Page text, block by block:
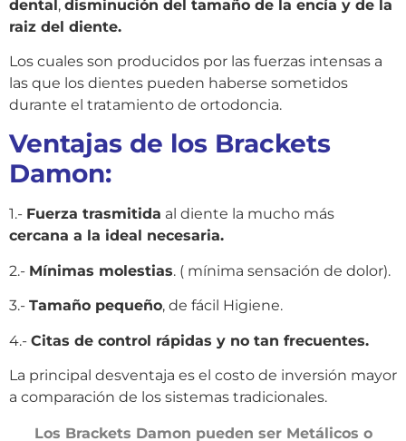
dental , disminución del tamaño de la encía y de la
raiz del diente.
Los cuales son producidos por las fuerzas intensas a
las que los dientes pueden haberse sometidos
durante el tratamiento de ortodoncia.
Ventajas de los Brackets
Damon:
1.- Fuerza trasmitida al diente la mucho más
cercana a la ideal necesaria.
2.- Mínimas molestias. ( mínima sensación de dolor).
3.- Tamaño pequeño, de fácil Higiene.
4.- Citas de control rápidas y no tan frecuentes.
La principal desventaja es el costo de inversión mayor
a comparación de los sistemas tradicionales.
Los Brackets Damon pueden ser Metálicos o